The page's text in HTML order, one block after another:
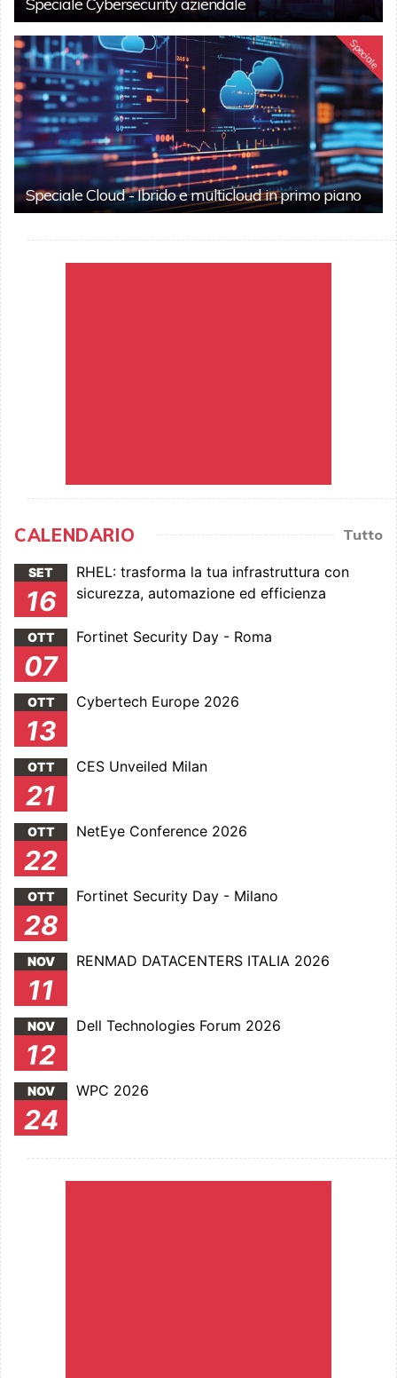
Speciale Cybersecurity aziendale
Speciale
Speciale Cloud - Ibrido e multicloud in primo piano
CALENDARIO Tutto
SET
16
RHEL: trasforma la tua infrastruttura con
sicurezza, automazione ed efficienza
OTT
07
Fortinet Security Day - Roma
OTT
13
Cybertech Europe 2026
OTT
21
CES Unveiled Milan
OTT
22
NetEye Conference 2026
OTT
28
Fortinet Security Day - Milano
NOV
11
RENMAD DATACENTERS ITALIA 2026
NOV
12
Dell Technologies Forum 2026
NOV
24
WPC 2026